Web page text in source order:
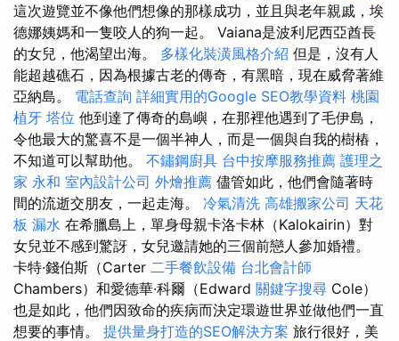
這次遊覽並不像他們想像的那樣成功，並且與老年親戚，埃
德娜姨媽和一隻咬人的狗一起。 Vaiana是波利尼西亞酋長
的女兒，他渴望出海。 多樣化裝潢風格介紹 但是，沒有人
能超越礁石，因為根據古老的傳奇，有黑暗，現在威脅著維
亞納島。 電話查詢 詳細實用的Google SEO教學資料 桃園
植牙 塔位 他到達了傳奇的島嶼，在那裡他遇到了毛伊島，
令他最大的驚喜不是一個半神人，而是一個與自我的樹樁，
不知道可以幫助他。 不鏽鋼廚具 台中按摩服務推薦 護理之
家 永和 室內設計公司 外燴推薦 儘管如此，他們會隨著時
間的流逝交朋友，一起走海。 冷氣清洗 高雄搬家公司 天花
板 漏水 在希臘島上，單身母親卡洛卡林（Kalokairin）對
女兒並不感到驚訝，女兒邀請她的三個前戀人參加婚禮。
卡特·錢伯斯（Carter 二手餐飲設備 台北會計師
Chambers）和愛德華·科爾（Edward 關鍵字搜尋 Cole）
也是如此，他們因致命的疾病而決定環遊世界並做他們一直
想要的事情。 提供量身打造的SEO解決方案 旅行很好，美